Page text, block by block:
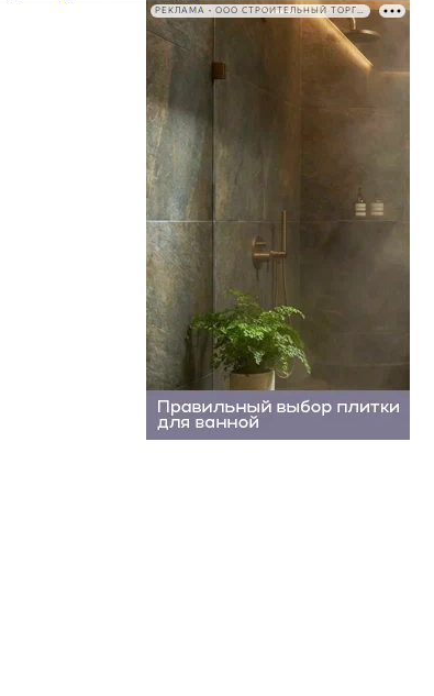
РЕКЛАМА • ООО СТРОИТЕЛЬНЫЙ ТОРГОВЫЙ ДОМ «ПЕТРОВИЧ». ИНН: 7802348846